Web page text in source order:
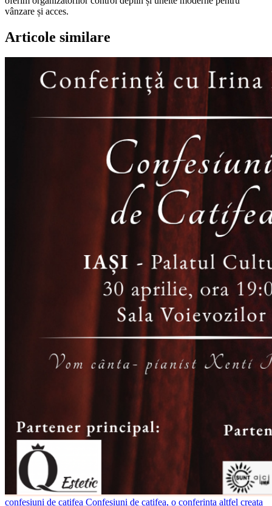
vânzare și acces.
Articole similare
confesiuni de catifea Confesiuni de catifea, o conferinta altfel creata